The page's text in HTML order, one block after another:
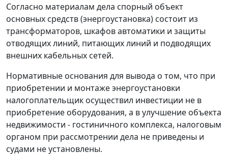
Согласно материалам дела спорный объект
основных средств (энергоустановка) состоит из
трансформаторов, шкафов автоматики и защиты
отводящих линий, питающих линий и подводящих
внешних кабельных сетей.
Нормативные основания для вывода о том, что при
приобретении и монтаже энергоустановки
налогоплательщик осуществил инвестиции не в
приобретение оборудования, а в улучшение объекта
недвижимости - гостиничного комплекса, налоговым
органом при рассмотрении дела не приведены и
судами не установлены.